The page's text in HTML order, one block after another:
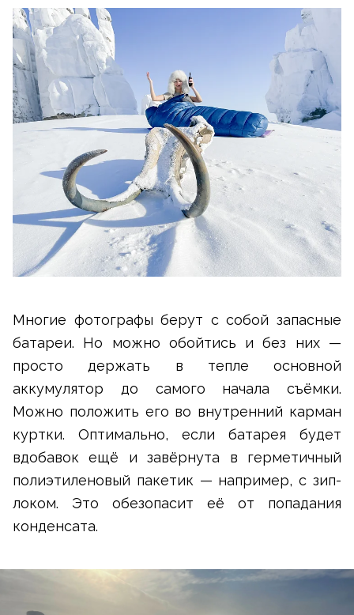
Многие фотографы берут с собой запасные
батареи. Но можно обойтись и без них —
просто держать в тепле основной
аккумулятор до самого начала съёмки.
Можно положить его во внутренний карман
куртки. Оптимально, если батарея будет
вдобавок ещё и завёрнута в герметичный
полиэтиленовый пакетик — например, с зип-
локом. Это обезопасит её от попадания
конденсата.